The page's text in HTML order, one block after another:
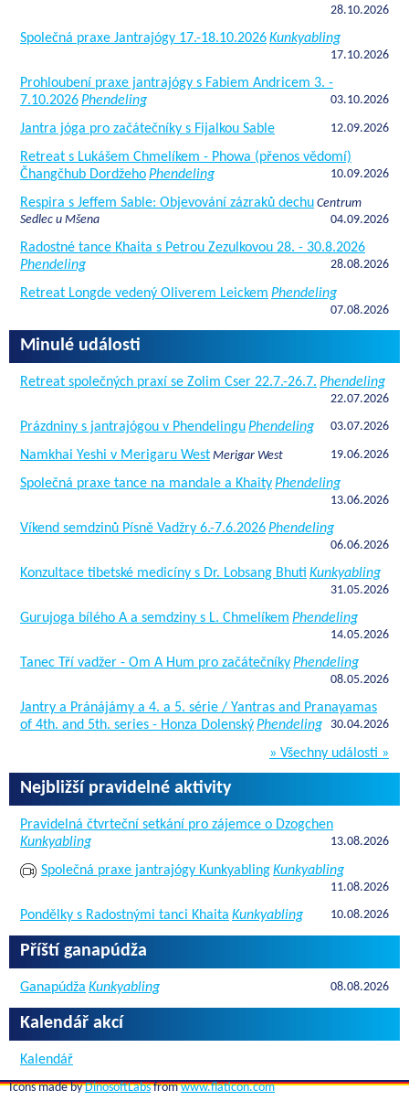
28.10.2026
Společná praxe Jantrajógy 17.-18.10.2026Kunkyabling
17.10.2026
Prohloubení praxe jantrajógy s Fabiem Andricem 3. -
7.10.2026Phendeling 03.10.2026
Jantra jóga pro začátečníky s Fijalkou Sable 12.09.2026
Retreat s Lukášem Chmelíkem - Phowa (přenos vědomí)
Čhangčhub DordžehoPhendeling 10.09.2026
Respira s Jeffem Sable: Objevování zázraků dechu Centrum
Sedlec u Mšena
04.09.2026
Radostné tance Khaita s Petrou Zezulkovou 28. - 30.8.2026
Phendeling
28.08.2026
Retreat Longde vedený Oliverem Leickem Phendeling
07.08.2026
Minulé události
Retreat společných praxí se Zolim Cser 22.7.-26.7. Phendeling
22.07.2026
Prázdniny s jantrajógou v PhendelinguPhendeling 03.07.2026
Namkhai Yeshi v Merigaru West Merigar West 19.06.2026
Společná praxe tance na mandale a KhaityPhendeling
13.06.2026
Víkend semdzinů Písně Vadžry 6.-7.6.2026Phendeling
06.06.2026
Konzultace tibetské medicíny s Dr. Lobsang Bhuti Kunkyabling
31.05.2026
Gurujoga bílého A a semdziny s L. Chmelíkem Phendeling
14.05.2026
Tanec Tří vadžer - Om A Hum pro začátečníkyPhendeling
08.05.2026
Jantry a Pránájámy a 4. a 5. série / Yantras and Pranayamas
of 4th. and 5th. series - Honza DolenskýPhendeling 30.04.2026
» Všechny události »
Nejbližší pravidelné aktivity
Pravidelná čtvrteční setkání pro zájemce o Dzogchen
Kunkyabling
13.08.2026
Společná praxe jantrajógy KunkyablingKunkyabling
11.08.2026
Pondělky s Radostnými tanci Khaita Kunkyabling 10.08.2026
Příští ganapúdža
Ganapúdža Kunkyabling 08.08.2026
Kalendář akcí
Kalendář
Icons made byDinosoftLabsfromwww.flaticon.com